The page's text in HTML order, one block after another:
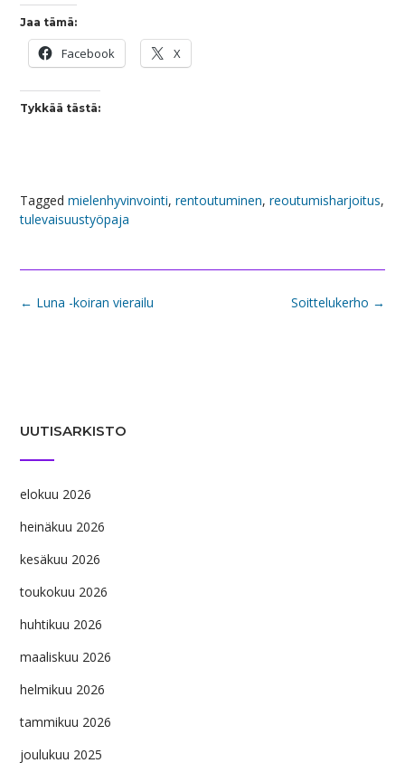
Jaa tämä:
Facebook X
Tykkää tästä:
Tagged mielenhyvinvointi, rentoutuminen, reoutumisharjoitus,
tulevaisuustyöpaja
Post
Soittelukerho →
← Luna -koiran vierailu
UUTISARKISTO
elokuu 2026
heinäkuu 2026
kesäkuu 2026
toukokuu 2026
huhtikuu 2026
maaliskuu 2026
helmikuu 2026
tammikuu 2026
joulukuu 2025